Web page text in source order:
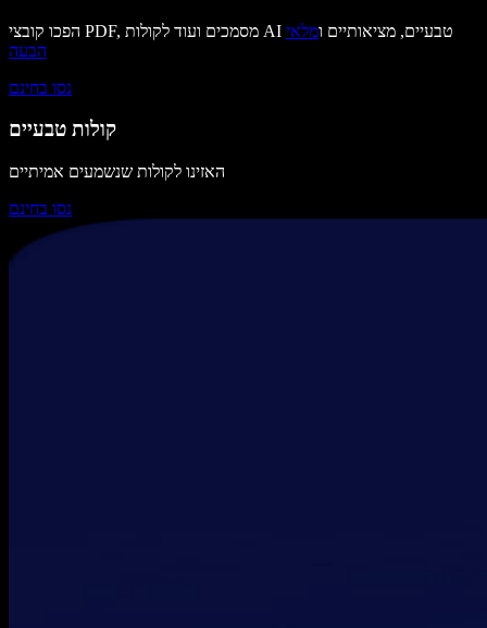
הפכו קובצי PDF, מסמכים ועוד לקולות AI טבעיים, מציאותיים ומלאי
הבעה
נסו בחינם
קולות טבעיים
האזינו לקולות שנשמעים אמיתיים
נסו בחינם